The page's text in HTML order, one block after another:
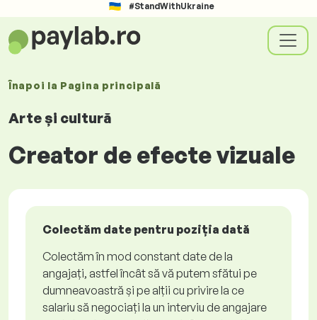
#StandWithUkraine
Înapoi la Pagina principală
Arte și cultură
Creator de efecte vizuale
Colectăm date pentru poziția dată
Colectăm în mod constant date de la
angajați, astfel încât să vă putem sfătui pe
dumneavoastră și pe alții cu privire la ce
salariu să negociați la un interviu de angajare